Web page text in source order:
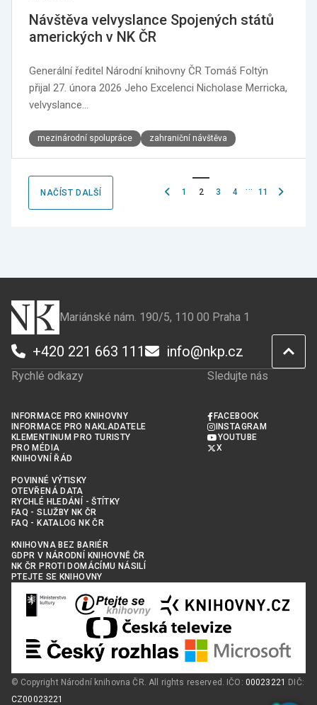
Návštěva velvyslance Spojených států
amerických v NK ČR
Generální ředitel Národní knihovny ČR Tomáš Foltýn
přijal 27. února 2026 Jeho Excelenci Nicholase Merricka,
velvyslance…
mezinárodní spolupráce zahraniční návštěva
NAČÍST DALŠÍ Předchozí
1 2 3 4 … 11
Mariánské nám. 190/5, 110 00 Praha 1
+420 221 663 111 info@nkp.cz
Rychlé odkazy
INFORMACE PRO KNIHOVNY
INFORMACE PRO NAKLADATELE
KLEMENTINUM PRO TURISTY
PRO MÉDIA
KNIHOVNÍ ŘÁD
POVINNÉ VÝTISKY
OTEVŘENÁ DATA
RYCHLÉ HLEDÁNÍ - ŠTÍTKY
FAQ - SLUŽBY NK ČR
FAQ - KATALOG NK ČR
KNIHOVNA BEZ BARIÉR
GDPR V NÁRODNÍ KNIHOVNĚ ČR
NK ČR PROTI DOMÁCÍMU NÁSILÍ
PTEJTE SE KNIHOVNY
Sledujte nás
FACEBOOK
INSTAGRAM
YOUTUBE
X
© Copyright Národní knihovna ČR. All rights reserved. IČO: 00023221 DIČ:
CZ00023221